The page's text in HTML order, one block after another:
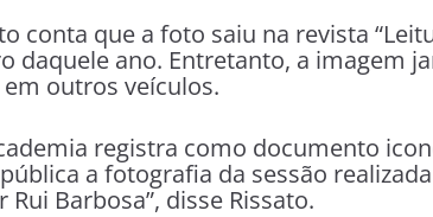
conta que a foto saiu na revista
daquele ano. Entretanto, a imagem
outros veículos.
registra como documento
a fotografia da sessão
Barbosa”, disse Rissato.